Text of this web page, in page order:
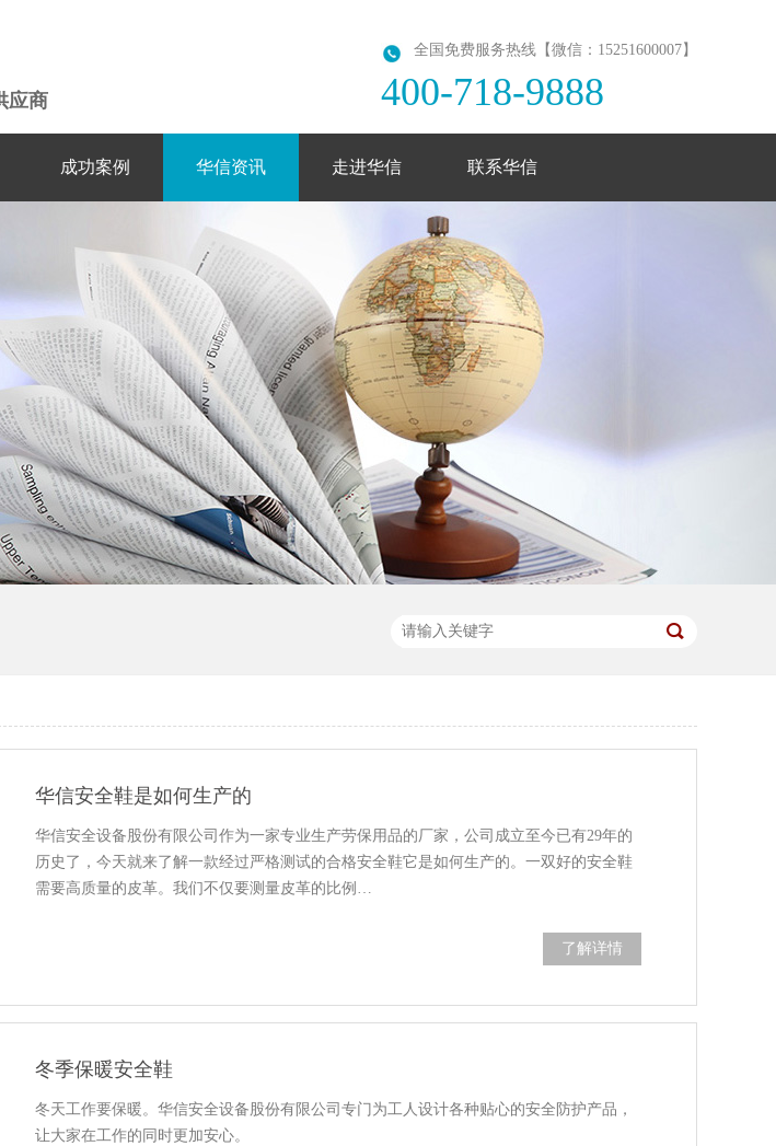
应商
全国免费服务热线【微信：15251600007】
400-718-9888
成功案例 华信资讯 走进华信 联系华信
华信安全鞋是如何生产的
华信安全设备股份有限公司作为一家专业生产劳保用品的厂家，公司成立至今已有29年的
历史了，今天就来了解一款经过严格测试的合格安全鞋它是如何生产的。一双好的安全鞋
需要高质量的皮革。我们不仅要测量皮革的比例…
了解详情
冬季保暖安全鞋
冬天工作要保暖。华信安全设备股份有限公司专门为工人设计各种贴心的安全防护产品，
让大家在工作的同时更加安心。